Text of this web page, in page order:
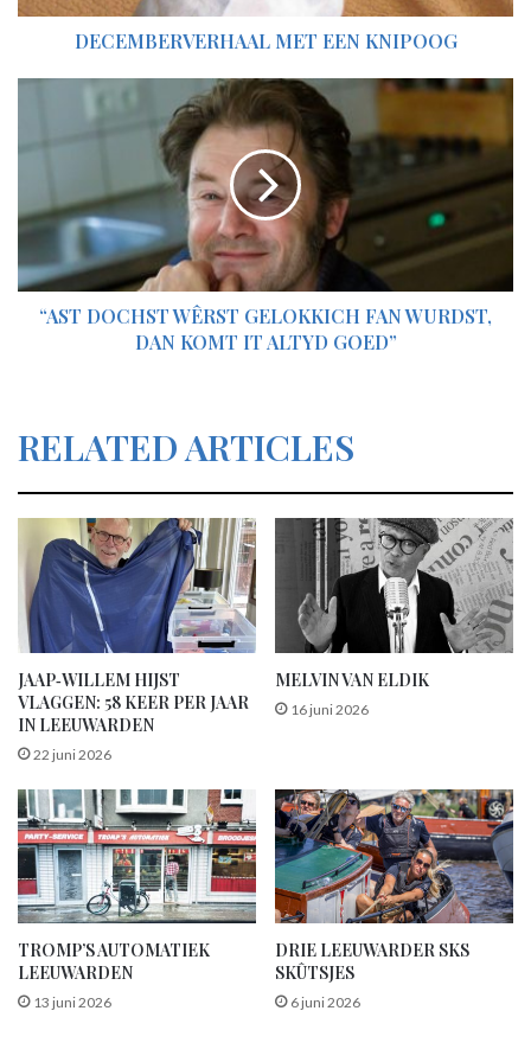
DECEMBERVERHAAL MET EEN KNIPOOG
wêrst
wurdst,
komt
it
altyd“AST DOCHST WÊRST GELOKKICH FAN WURDST,
DAN KOMT IT ALTYD GOED”
RELATED ARTICLES
JAAP‑WILLEM HIJST
VLAGGEN: 58 KEER PER JAAR
IN LEEUWARDEN
22 juni 2026
MELVIN VAN ELDIK
16 juni 2026
TROMP’S AUTOMATIEK
LEEUWARDEN
13 juni 2026
DRIE LEEUWARDER SKS
SKÛTSJES
6 juni 2026